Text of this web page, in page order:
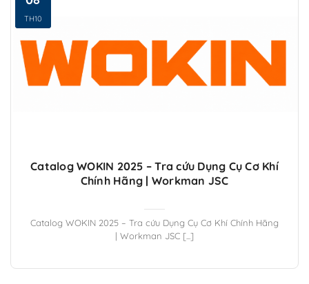
Catalog WOKIN 2025 – Tra cứu Dụng Cụ Cơ Khí
Chính Hãng | Workman JSC
Catalog WOKIN 2025 – Tra cứu Dụng Cụ Cơ Khí Chính Hãng
| Workman JSC [...]
TH10